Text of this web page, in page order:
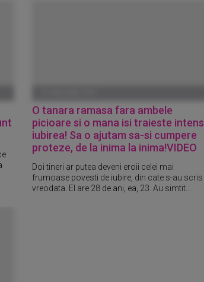
O tanara ramasa fara ambele
picioare si o mana isi traieste intens
iubirea! Sa o ajutam sa-si cumpere
proteze, de la inima la inima!VIDEO
Doi tineri ar putea deveni eroii celei mai
frumoase povesti de iubire, din cate s-au scris
vreodata. El are 28 de ani, ea, 23. Au simtit...